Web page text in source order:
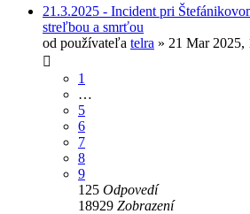
21.3.2025 - Incident pri
streľbou a smrťou
od používateľa telra » 21 Mar 2025,
1
…
5
6
7
8
9
125 Odpovedí
18929 Zobrazení